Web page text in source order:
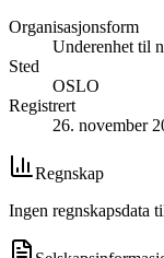
Organisasjonsform
Underenhet til
Sted
OSLO
Registrert
26. november
Regnskap
Ingen regnskapsdata